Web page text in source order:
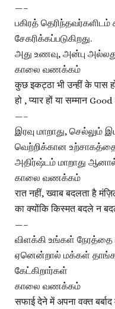
—–
பகிரத்
சேகரிக்கப்படுகிறது.
அது உணவு, அன்பு
காலை வணக்கம்
कुछ इकट्ठा भी उन्हीं के पास
हो , प्यार हों या सम्मान
—–
இரவு மாறாது, செல்லும்
வெற்றிக்கான
அதிர்ஷ்டம் மாறாது
காலை வணக்கம்
रात नहीं, ख्वाब बदलता है
का क्योंकि किस्मत बदले न
—–
விளக்கி உங்கள்
ஏனென்றால் மக்கள்
கேட்கிறார்கள்
காலை வணக்கம்
सफाई देने में अपना वक्त